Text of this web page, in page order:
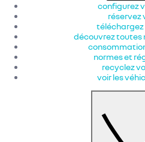
configurez
réservez
téléchargez
découvrez toutes
normes et
recyclez
voir les